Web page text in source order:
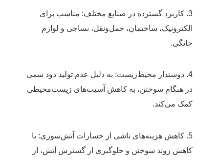
3. کاربرد گسترده در صنایع مختلف: مناسب برای
الکترونیک، ساختمان، حمل‌ونقل، نساجی و لوازم
خانگی.
4. دوستدار محیط‌زیست: به دلیل عدم تولید دود سمی
در هنگام سوختن، به کاهش آسیب‌های زیست‌محیطی
کمک می‌کند.
5. کاهش هزینه‌های ناشی از خسارات آتش‌سوزی: با
کاهش روند سوختن و جلوگیری از گسترش آتش، از